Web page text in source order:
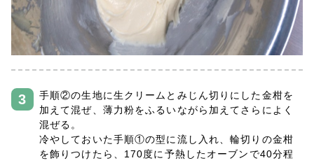
手順②の生地に生クリームとみじん切りにした金柑を
加えて混ぜ、薄力粉をふるいながら加えてさらによく
混ぜる。
冷やしておいた手順①の型に流し入れ、輪切りの金柑
を飾りつけたら、170度に予熱したオーブンで40分程